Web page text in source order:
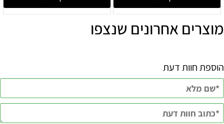
מוצרים אחרונים שנצפו
הוספת חוות דעת